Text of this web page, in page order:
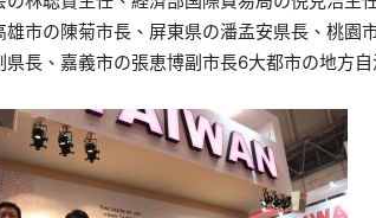
市の陳菊市長、屏東県の潘孟安県長、桃園
長、嘉義市の張恵博副市長6大都市の地方自